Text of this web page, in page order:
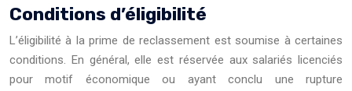
Conditions d’éligibilité
L’éligibilité à la prime de reclassement est soumise à certaines
conditions. En général, elle est réservée aux salariés licenciés
pour motif économique ou ayant conclu une rupture